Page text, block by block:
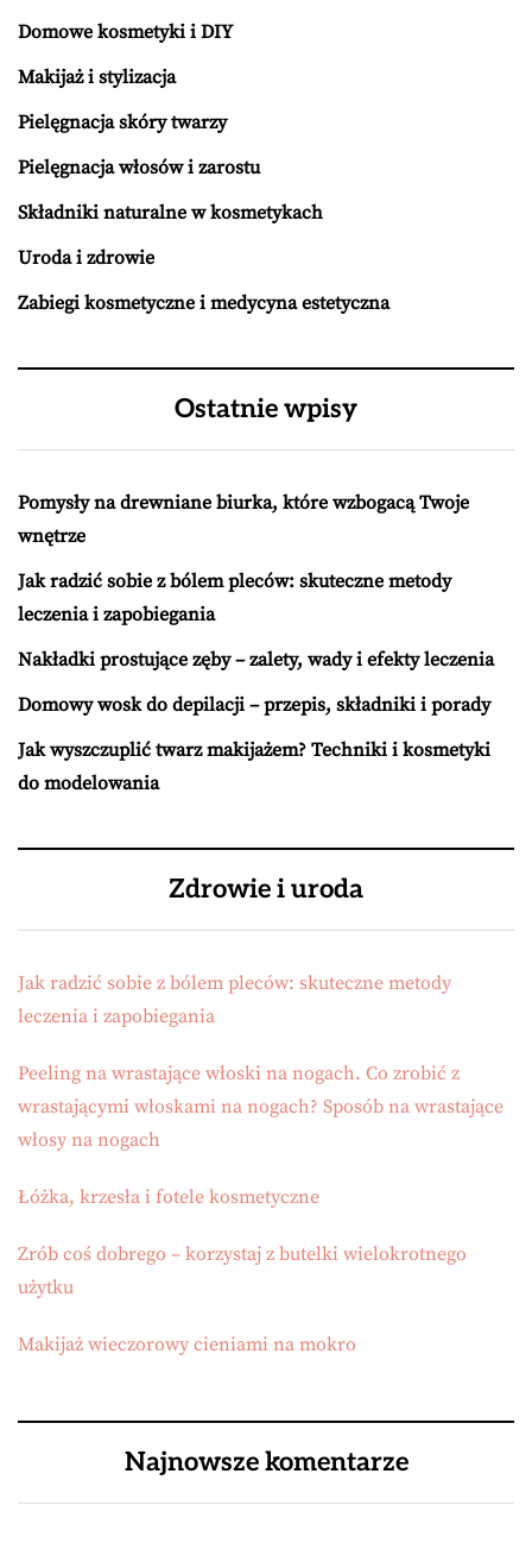
Domowe kosmetyki i DIY
Makijaż i stylizacja
Pielęgnacja skóry twarzy
Pielęgnacja włosów i zarostu
Składniki naturalne w kosmetykach
Uroda i zdrowie
Zabiegi kosmetyczne i medycyna estetyczna
Ostatnie wpisy
Pomysły na drewniane biurka, które wzbogacą Twoje
wnętrze
Jak radzić sobie z bólem pleców: skuteczne metody
leczenia i zapobiegania
Nakładki prostujące zęby – zalety, wady i efekty leczenia
Domowy wosk do depilacji – przepis, składniki i porady
Jak wyszczuplić twarz makijażem? Techniki i kosmetyki
do modelowania
Zdrowie i uroda
Jak radzić sobie z bólem pleców: skuteczne metody
leczenia i zapobiegania
Peeling na wrastające włoski na nogach. Co zrobić z
wrastającymi włoskami na nogach? Sposób na wrastające
włosy na nogach
Łóżka, krzesła i fotele kosmetyczne
Zrób coś dobrego – korzystaj z butelki wielokrotnego
użytku
Makijaż wieczorowy cieniami na mokro
Najnowsze komentarze